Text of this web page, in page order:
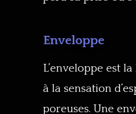
Enveloppe
L’enveloppe est
à la sensation
poreuses. Une